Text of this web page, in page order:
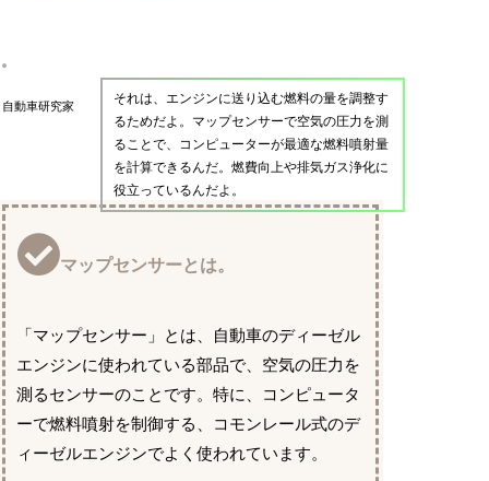
自動車研究家
それは、エンジンに送り込む燃料の量を調整す
るためだよ。マップセンサーで空気の圧力を測
ることで、コンピューターが最適な燃料噴射量
を計算できるんだ。燃費向上や排気ガス浄化に
役立っているんだよ。
マップセンサーとは。
「マップセンサー」とは、自動車のディーゼル
エンジンに使われている部品で、空気の圧力を
測るセンサーのことです。特に、コンピュータ
ーで燃料噴射を制御する、コモンレール式のデ
ィーゼルエンジンでよく使われています。